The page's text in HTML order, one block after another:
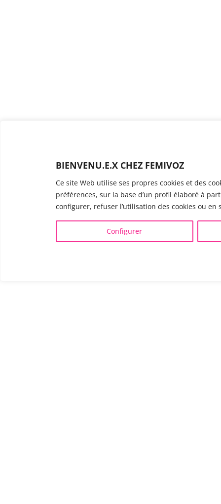
BIENVENU.E.X CHEZ FEMIVOZ
Ce site Web utilise ses propres cookies et des
préférences, sur la base d’un profil élaboré à
configurer, refuser l’utilisation des cookies ou en
Configurer